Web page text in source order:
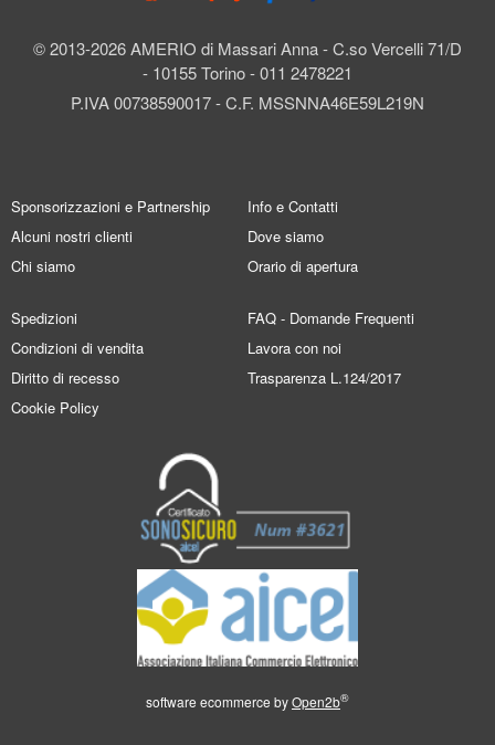
© 2013-2026 AMERIO di Massari Anna - C.so Vercelli 71/D
- 10155 Torino - 011 2478221
P.IVA 00738590017 - C.F. MSSNNA46E59L219N
Sponsorizzazioni e Partnership
Alcuni nostri clienti
Chi siamo
Info e Contatti
Dove siamo
Orario di apertura
Spedizioni
Condizioni di vendita
Diritto di recesso
Cookie Policy
FAQ - Domande Frequenti
Lavora con noi
Trasparenza L.124/2017
software ecommerce byOpen2b®